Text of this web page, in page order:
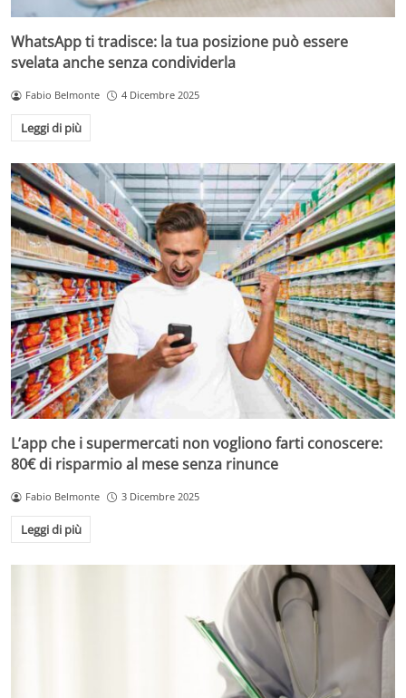
WhatsApp ti tradisce: la tua posizione può essere
svelata anche senza condividerla
Fabio Belmonte 4 Dicembre 2025
Leggi di più
L’app che i supermercati non vogliono farti conoscere:
80€ di risparmio al mese senza rinunce
Fabio Belmonte 3 Dicembre 2025
Leggi di più